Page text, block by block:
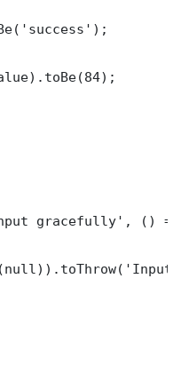
gracefully', ()